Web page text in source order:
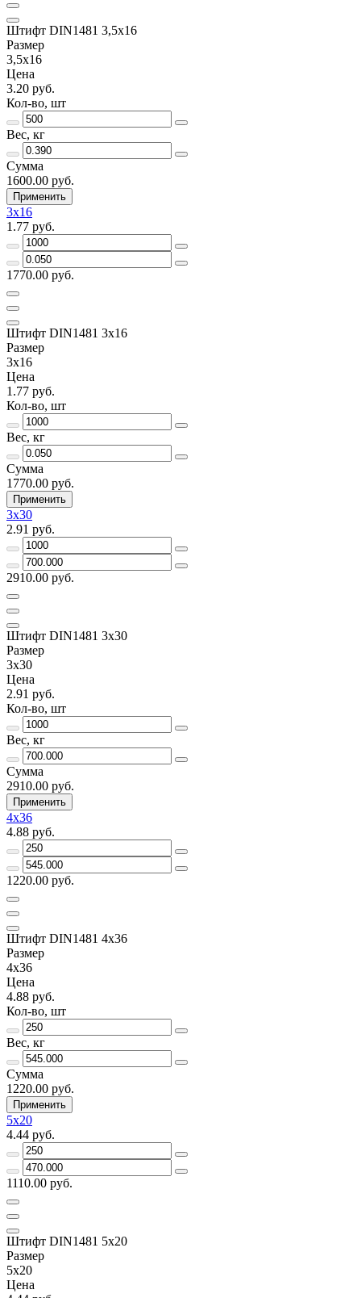
Штифт DIN1481 3,5х16
Размер
3,5х16
Цена
3.20 руб.
Кол-во, шт
Вес, кг
Сумма
1600.00 руб.
Применить
3х16
1.77 руб.
1770.00 руб.
Штифт DIN1481 3х16
Размер
3х16
Цена
1.77 руб.
Кол-во, шт
Вес, кг
Сумма
1770.00 руб.
Применить
3х30
2.91 руб.
2910.00 руб.
Штифт DIN1481 3х30
Размер
3х30
Цена
2.91 руб.
Кол-во, шт
Вес, кг
Сумма
2910.00 руб.
Применить
4х36
4.88 руб.
1220.00 руб.
Штифт DIN1481 4х36
Размер
4х36
Цена
4.88 руб.
Кол-во, шт
Вес, кг
Сумма
1220.00 руб.
Применить
5х20
4.44 руб.
1110.00 руб.
Штифт DIN1481 5х20
Размер
5х20
Цена